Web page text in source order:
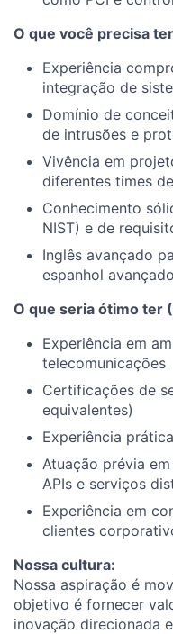
O que você precisa
Experiência
integração de
Domínio de
de intrusões e
Vivência em
diferentes times
Conhecimento
NIST) e de
Inglês avançado
espanhol
O que seria ótimo ter
Experiência em
telecomunicações
Certificações de
equivalentes)
Experiência
Atuação prévia
APIs e serviços
Experiência em
clientes
Nossa cultura:
Nossa aspiração é
objetivo é fornecer
inovação direcionada